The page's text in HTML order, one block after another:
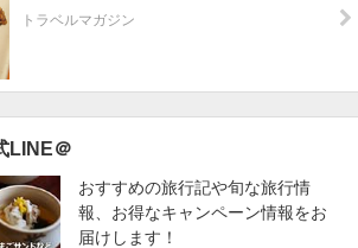
トラベルマガジン
LINE＠
おすすめの旅行記や旬な旅行情
報、お得なキャンペーン情報をお
届けします！